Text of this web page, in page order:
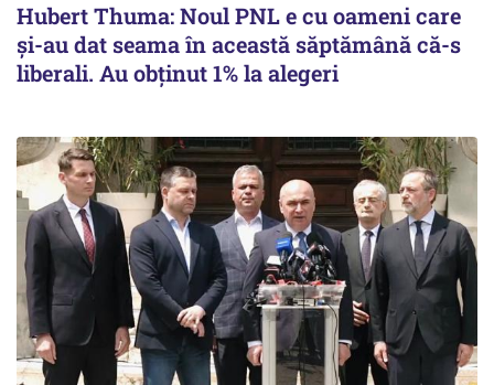
Hubert Thuma: Noul PNL e cu oameni care
și-au dat seama în această săptămână că-s
liberali. Au obținut 1% la alegeri